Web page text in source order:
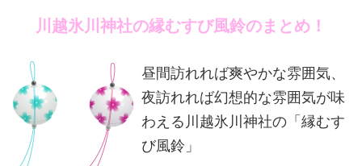
川越氷川神社の縁むすび風鈴のまとめ！
昼間訪れれば爽やかな雰囲気、
夜訪れれば幻想的な雰囲気が味
わえる川越氷川神社の「縁むす
び風鈴」